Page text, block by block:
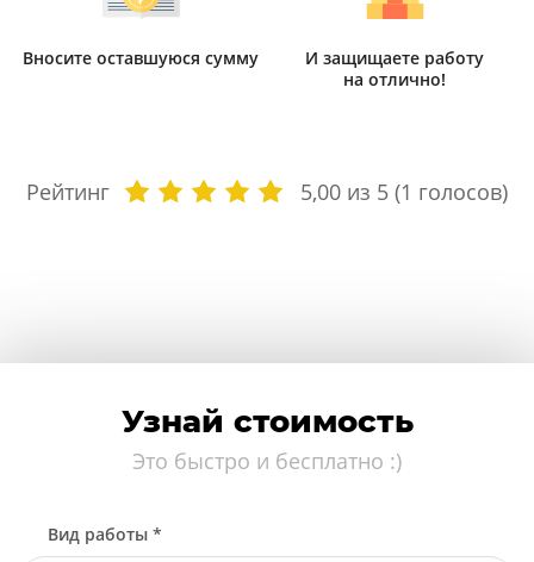
Вносите оставшуюся сумму
И защищаете работу
на отлично!
Рейтинг 5,00 из 5 (1 голосов)
Узнай стоимость
Это быстро и бесплатно :)
Вид работы *